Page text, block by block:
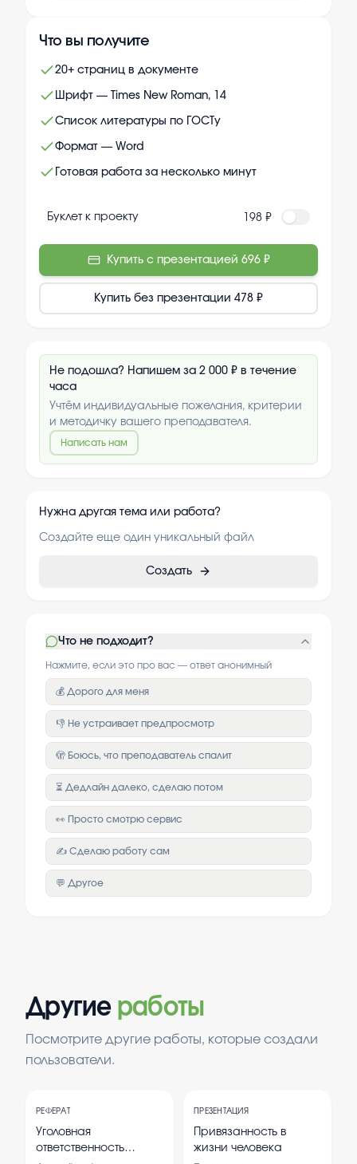
Что вы получите
20+ страниц в документе
Шрифт — Times New Roman, 14
Список литературы по ГОСТу
Формат — Word
Готовая работа за несколько минут
Буклет к проекту 198 ₽
Купить с презентацией 696 ₽
Купить без презентации 478 ₽
Не подошла? Напишем за 2 000 ₽ в течение
часа
Учтём индивидуальные пожелания, критерии
и методичку вашего преподавателя.
Написать нам
Нужна другая тема или работа?
Создайте еще один уникальный файл
Создать
Что не подходит?
Нажмите, если это про вас — ответ анонимный
💰 Дорого для меня
👎 Не устраивает предпросмотр
🫣 Боюсь, что преподаватель спалит
⏳ Дедлайн далеко, сделаю потом
👀 Просто смотрю сервис
✍️ Сделаю работу сам
💬 Другое
Другие работы
Посмотрите другие работы, которые создали
пользователи.
РЕФЕРАТ
Уголовная
ответственность
ПРЕЗЕНТАЦИЯ
Привязанность в
жизни человека